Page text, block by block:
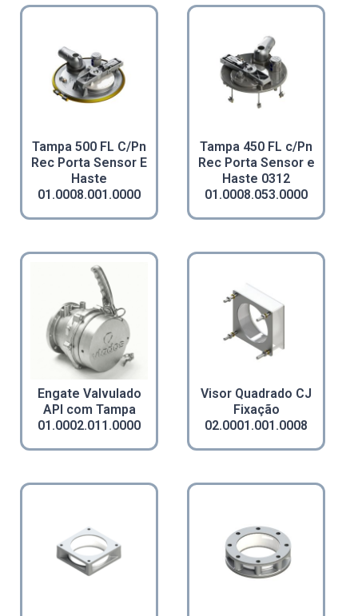
Tampa 500 FL C/Pn
Rec Porta Sensor E
Haste
01.0008.001.0000
Tampa 450 FL c/Pn
Rec Porta Sensor e
Haste 0312
01.0008.053.0000
Engate Valvulado
API com Tampa
01.0002.011.0000
Visor Quadrado CJ
Fixação
02.0001.001.0008